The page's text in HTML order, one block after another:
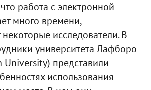
работа с электронной
много времени,
исследователи. В
университета Лафборо
представили
использования